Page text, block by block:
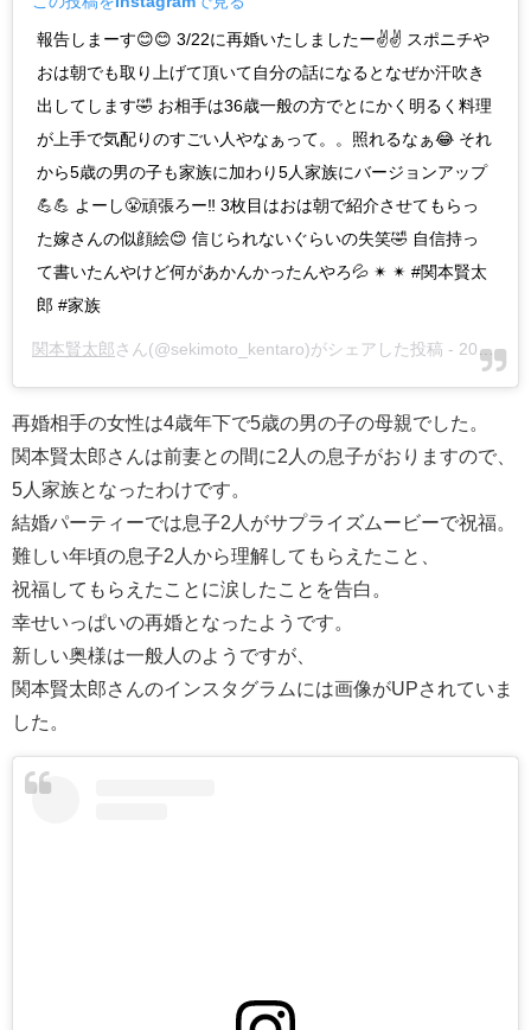
報告しまーす😊😊 3/22に再婚いたしましたー✌️✌️ スポニチや
おは朝でも取り上げて頂いて自分の話になるとなぜか汗吹き
出してします🤣 お相手は36歳一般の方でとにかく明るく料理
が上手で気配りのすごい人やなぁって。。照れるなぁ😂 それ
から5歳の男の子も家族に加わり5人家族にバージョンアップ
💪💪 よーし😤頑張ろー‼️ 3枚目はおは朝で紹介させてもらっ
た嫁さんの似顔絵😊 信じられないぐらいの失笑🤣 自信持っ
て書いたんやけど何があかんかったんやろ💦 ✴︎ ✴︎ #関本賢太
郎 #家族
関本賢太郎さん(@sekimoto_kentaro)がシェアした投稿 - 2019年 3月月25日午後6時09分PDT
再婚相手の女性は4歳年下で5歳の男の子の母親でした。
関本賢太郎さんは前妻との間に2人の息子がおりますので、
5人家族となったわけです。
結婚パーティーでは息子2人がサプライズムービーで祝福。
難しい年頃の息子2人から理解してもらえたこと、
祝福してもらえたことに涙したことを告白。
幸せいっぱいの再婚となったようです。
新しい奥様は一般人のようですが、
関本賢太郎さんのインスタグラムには画像がUPされていま
した。